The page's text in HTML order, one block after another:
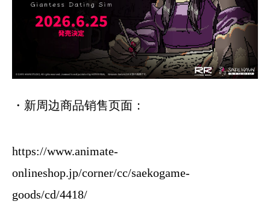
・新周边商品销售页面：
https://www.animate-
onlineshop.jp/corner/cc/saekogame-
goods/cd/4418/